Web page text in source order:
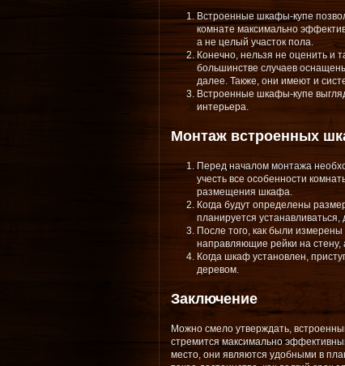
Встроенные шкафы-купе
комнате максимально
а не целый участок пола.
Конечно, нельзя не оценить и
большинстве случаев
далее. Также, они имеют и
Встроенные шкафы-купе
интерьера.
Монтаж встроенных
Перед началом монтажа
учесть все особенности
размещения шкафа.
Когда будут определены
планируется
После того, как были
направляющие рейки на стену,
Когда шкаф установлен,
деревом.
Заключение
Можно смело утверждать,
стремится максимально
место, они являются удобными в